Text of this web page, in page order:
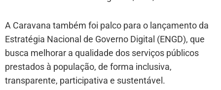
A Caravana também foi palco para o lançamento da
Estratégia Nacional de Governo Digital (ENGD), que
busca melhorar a qualidade dos serviços públicos
prestados à população, de forma inclusiva,
transparente, participativa e sustentável.